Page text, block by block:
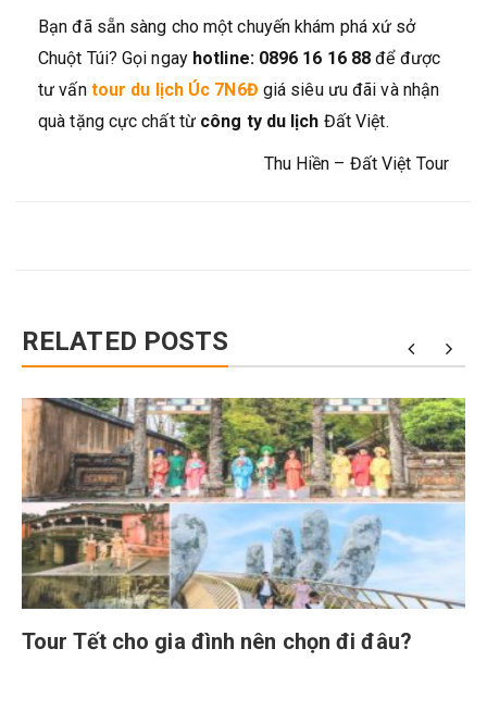
Bạn đã sẵn sàng cho một chuyến khám phá xứ sở
Chuột Túi? Gọi ngay hotline: 0896 16 16 88 để được
tư vấn tour du lịch Úc 7N6Đ giá siêu ưu đãi và nhận
quà tặng cực chất từ công ty du lịch Đất Việt.
Thu Hiền – Đất Việt Tour
RELATED POSTS
Tour Tết cho gia đình nên chọn đi đâu?